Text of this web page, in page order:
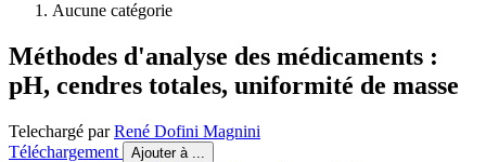
Aucune catégorie
Méthodes d'analyse des médicaments :
pH, cendres totales, uniformité de masse
Telechargé parRené Dofini Magnini
Téléchargement
Ajouter à ...